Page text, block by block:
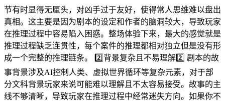
节有时显得无厘头，对凶手过于友好，使得常人思维难以盘出
真相。这主要是因为剧本的设定和作者的脑洞较大，导致玩家
在推理过程中容易陷入困惑。整场体验下来，最大的感觉就是
推理过程缺乏连贯性，每个案件的推理都相对独立但是没有形
成一个完整的推理链条。 2️⃣背景复杂且不易理解2️⃣ 剧本的故
事背景涉及AI控制人类、虚拟世界循环等复杂元素，对于部
分文科背景玩家来说可能难以理解且不太容易接受。故事的主
线不够清晰，导致玩家在推理过程中经常迷失方向。如果你不